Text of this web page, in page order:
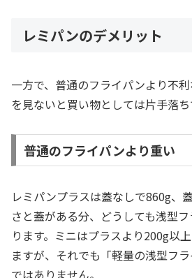
レミパンのデメリット
一方で、普通のフライパンより不
を見ないと買い物としては片手落ち
普通のフライパンより重い
レミパンプラスは蓋なしで860g、
さと蓋がある分、どうしても浅型
ります。ミニはプラスより200g以
ますが、それでも「軽量の浅型フ
ではありません。